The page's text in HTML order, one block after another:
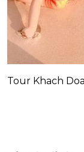
Tour Khach